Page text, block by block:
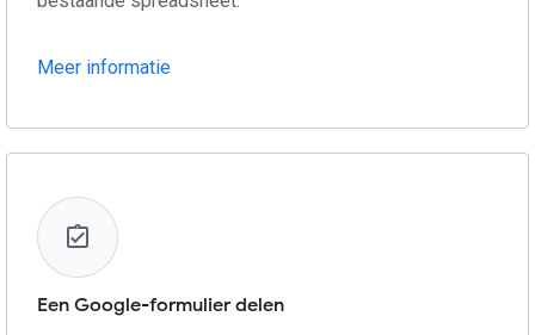
Meer informatie
Een Google-formulier delen